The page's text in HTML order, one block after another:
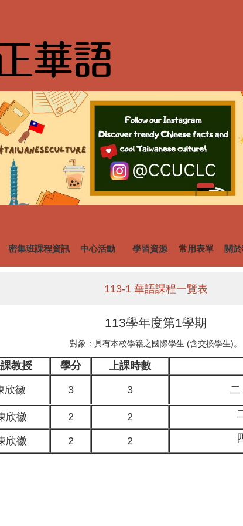
密集班課程資訊 中心活動 學習資源 常用表單 關
113-1 華語課程一覽表
113學年度第1學期
對象：具有本校學籍之國際學生 (含交換學生)。
教授 學分 上課時數
欣徽 3 3 二
欣徽 2 2
欣徽 2 2